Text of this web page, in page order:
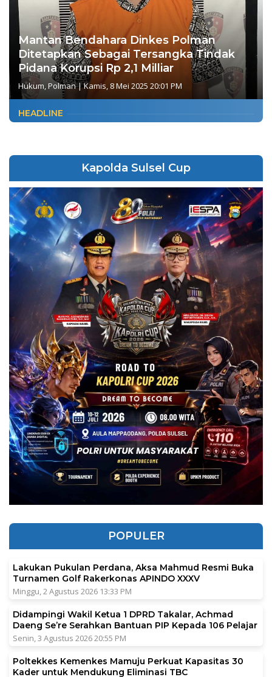
Mantan Bendahara Dinkes Polman
Ditetapkan Sebagai Tersangka Tindak
Pidana Korupsi Rp 2,1 Milliar
Hukum,Polman|Kamis, 8 Mei 2025 20:01 PM
HEADLINE
Kapolda Sulsel Cup
POPULER
Lakukan Pukulan Perdana, Aksa Mahmud Resmi Buka
Turnamen Golf Rakerkonas APINDO XXXV
Minggu, 2 Agustus 2026 13:33 PM
Didampingi Wakil Ketua 1 DPRD Takalar, Achmad
Daeng Se’re Serahkan Bantuan PIP Kepada 106 Pelajar
Senin, 3 Agustus 2026 20:55 PM
Poltekkes Kemenkes Mamuju Perkuat Kapasitas 30
Kader untuk Mendukung Eliminasi TBC